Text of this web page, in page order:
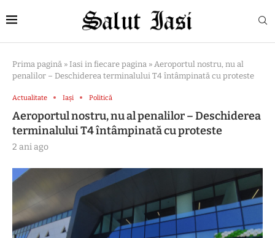
Prima pagină » Iasi in fiecare pagina » Aeroportul nostru, nu al
penalilor – Deschiderea terminalului T4 întâmpinată cu proteste
Actualitate Iași Politică
Aeroportul nostru, nu al penalilor – Deschiderea
terminalului T4 întâmpinată cu proteste
2 ani ago